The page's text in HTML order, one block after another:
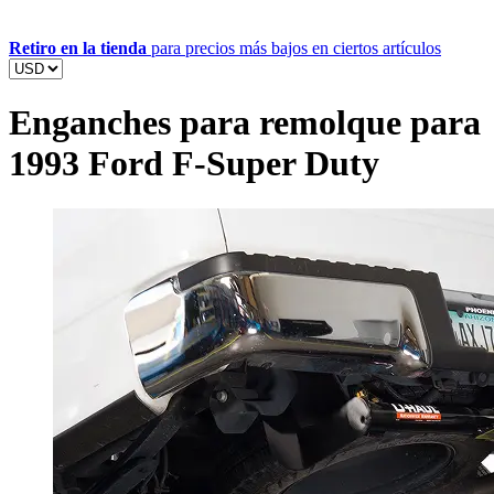
Retiro en la tienda para precios más bajos en ciertos artículos
Enganches para remolque para
1993 Ford F-Super Duty